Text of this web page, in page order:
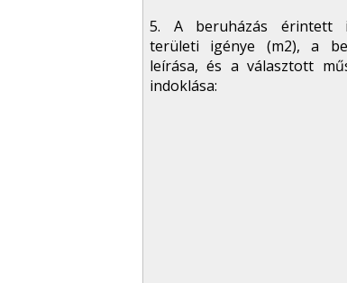
5. A beruházás érintett
területi igénye (m2), a
leírása, és a választott
indoklása: